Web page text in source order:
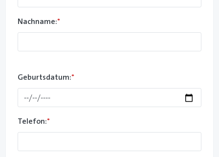
Nachname:*
Geburtsdatum:*
Telefon:*